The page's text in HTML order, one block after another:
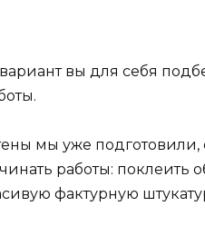
вы для себя
мы уже
работы: поклеить
фактурную